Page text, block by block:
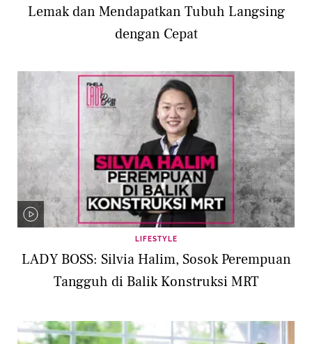
Lemak dan Mendapatkan Tubuh Langsing
dengan Cepat
LIFESTYLE
LADY BOSS: Silvia Halim, Sosok Perempuan
Tangguh di Balik Konstruksi MRT